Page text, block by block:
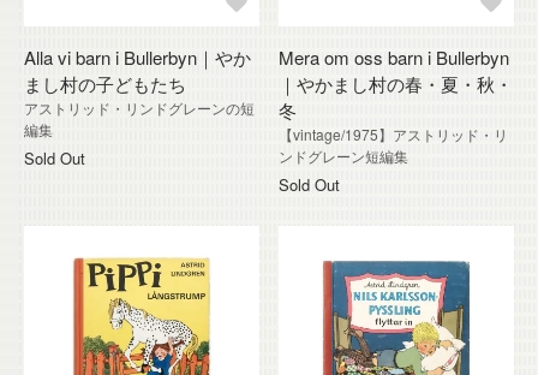
Alla vi barn i Bullerbyn｜やか
まし村の子どもたち
アストリッド・リンドグレーンの短
編集
Sold Out
Mera om oss barn i Bullerbyn
｜やかまし村の春・夏・秋・
冬
【vintage/1975】アストリッド・リ
ンドグレーン短編集
Sold Out